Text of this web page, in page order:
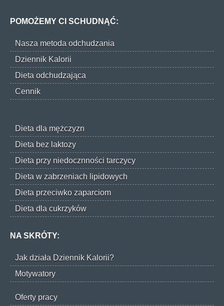
POMOŻEMY CI SCHUDNĄĆ:
Nasza metoda odchudzania
Dziennik Kalorii
Dieta odchudzająca
Cennik
Dieta dla mężczyzn
Dieta bez laktozy
Dieta przy niedocznności tarczycy
Dieta w zabrzeniach lipidowych
Dieta przeciwko zaparciom
Dieta dla cukrzyków
NA SKRÓTY:
Jak działa Dziennik Kalorii?
Motywatory
Oferty pracy